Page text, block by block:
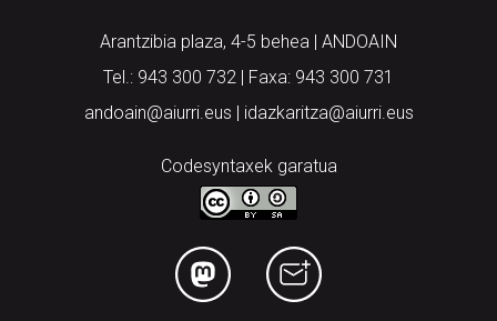
Arantzibia plaza, 4-5 behea | ANDOAIN
Tel.: 943 300 732 | Faxa: 943 300 731
andoain@aiurri.eus | idazkaritza@aiurri.eus
Codesyntaxek garatua